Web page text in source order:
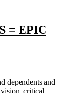
= EPIC
dependents and
critical